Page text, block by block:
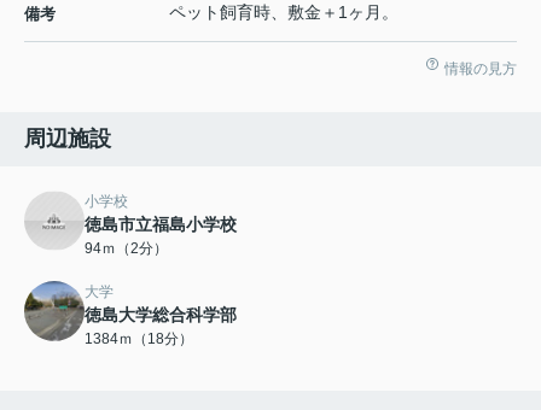
備考 ペット飼育時、敷金＋1ヶ月。
情報の見方
周辺施設
小学校
徳島市立福島小学校
94ｍ（2分）
大学
徳島大学総合科学部
1384ｍ（18分）